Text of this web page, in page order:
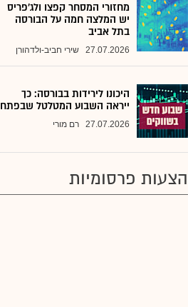
מחזורי המסחר קפצו ולג'פריס
יש המלצה חמה על הבורסה
בתל אביב
27.07.2026 שירי חביב-ולדהורן
היכונו לירידות בבורסה: כך
ייראה השבוע המטלטל שבפתח
27.07.2026 רם מורי
הצעות פרסומיות